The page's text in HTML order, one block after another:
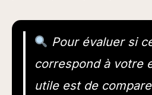
Pour évaluer si
correspond à votre
utile est de